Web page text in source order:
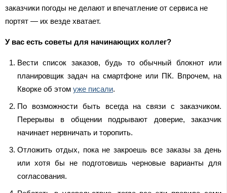
заказчики погоды не делают и впечатление от сервиса не
портят — их везде хватает.
У вас есть советы для начинающих коллег?
Вести список заказов, будь то обычный блокнот или
планировщик задач на смартфоне или ПК. Впрочем, на
Кворке об этом уже писали.
По возможности быть всегда на связи с заказчиком.
Перерывы в общении подрывают доверие, заказчик
начинает нервничать и торопить.
Отложить отдых, пока не закроешь все заказы за день
или хотя бы не подготовишь черновые варианты для
согласования.